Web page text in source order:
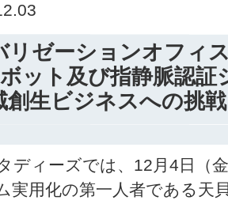
リゼーションオフィ
ット及び指静脈認証
創生ビジネスへの挑
ディーズでは、12月4日（
実用化の第一人者である天